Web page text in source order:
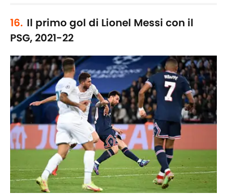
16. Il primo gol di Lionel Messi con il
PSG, 2021-22